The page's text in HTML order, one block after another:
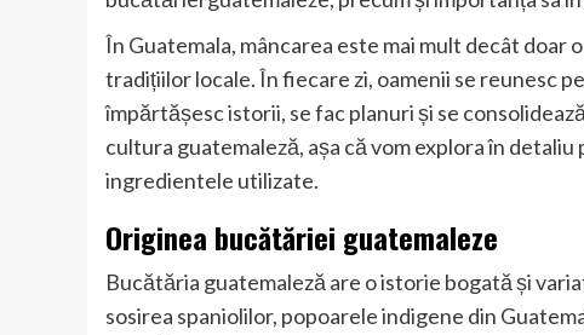
În Guatemala, mâncarea este mai mult decât
tradițiilor locale. În fiecare zi, oamenii se reunesc
împărtășesc istorii, se fac planuri și se
cultura guatemaleză, așa că vom explora în
ingredientele utilizate.
Originea bucătăriei guatemaleze
Bucătăria guatemaleză are o istorie bogată și
sosirea spaniolilor, popoarele indigene din